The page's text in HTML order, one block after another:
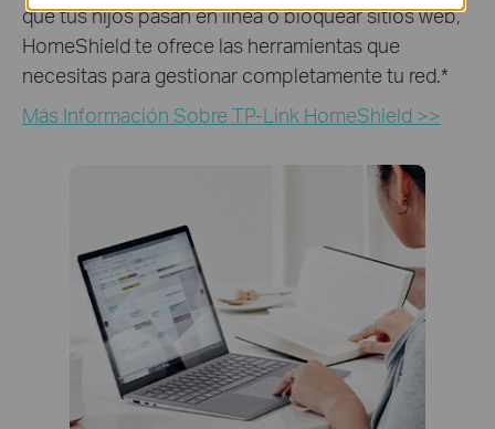
que tus hijos pasan en línea o bloquear sitios web,
HomeShield te ofrece las herramientas que
necesitas para gestionar completamente tu red. *
Más Información Sobre TP-Link HomeShield >>